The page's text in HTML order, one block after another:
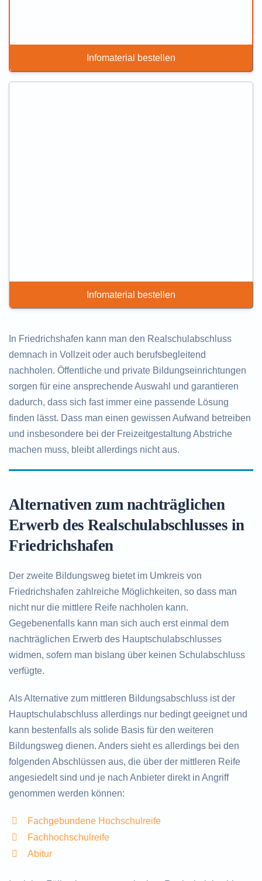
Infomaterial bestellen
Infomaterial bestellen
In Friedrichshafen kann man den Realschulabschluss
demnach in Vollzeit oder auch berufsbegleitend
nachholen. Öffentliche und private Bildungseinrichtungen
sorgen für eine ansprechende Auswahl und garantieren
dadurch, dass sich fast immer eine passende Lösung
finden lässt. Dass man einen gewissen Aufwand betreiben
und insbesondere bei der Freizeitgestaltung Abstriche
machen muss, bleibt allerdings nicht aus.
Alternativen zum nachträglichen
Erwerb des Realschulabschlusses in
Friedrichshafen
Der zweite Bildungsweg bietet im Umkreis von
Friedrichshafen zahlreiche Möglichkeiten, so dass man
nicht nur die mittlere Reife nachholen kann.
Gegebenenfalls kann man sich auch erst einmal dem
nachträglichen Erwerb des Hauptschulabschlusses
widmen, sofern man bislang über keinen Schulabschluss
verfügte.
Als Alternative zum mittleren Bildungsabschluss ist der
Hauptschulabschluss allerdings nur bedingt geeignet und
kann bestenfalls als solide Basis für den weiteren
Bildungsweg dienen. Anders sieht es allerdings bei den
folgenden Abschlüssen aus, die über der mittleren Reife
angesiedelt sind und je nach Anbieter direkt in Angriff
genommen werden können:
Fachgebundene Hochschulreife
Fachhochschulreife
Abitur